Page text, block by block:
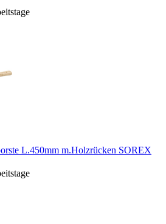
L.450mm m.Holzrücken SOREX